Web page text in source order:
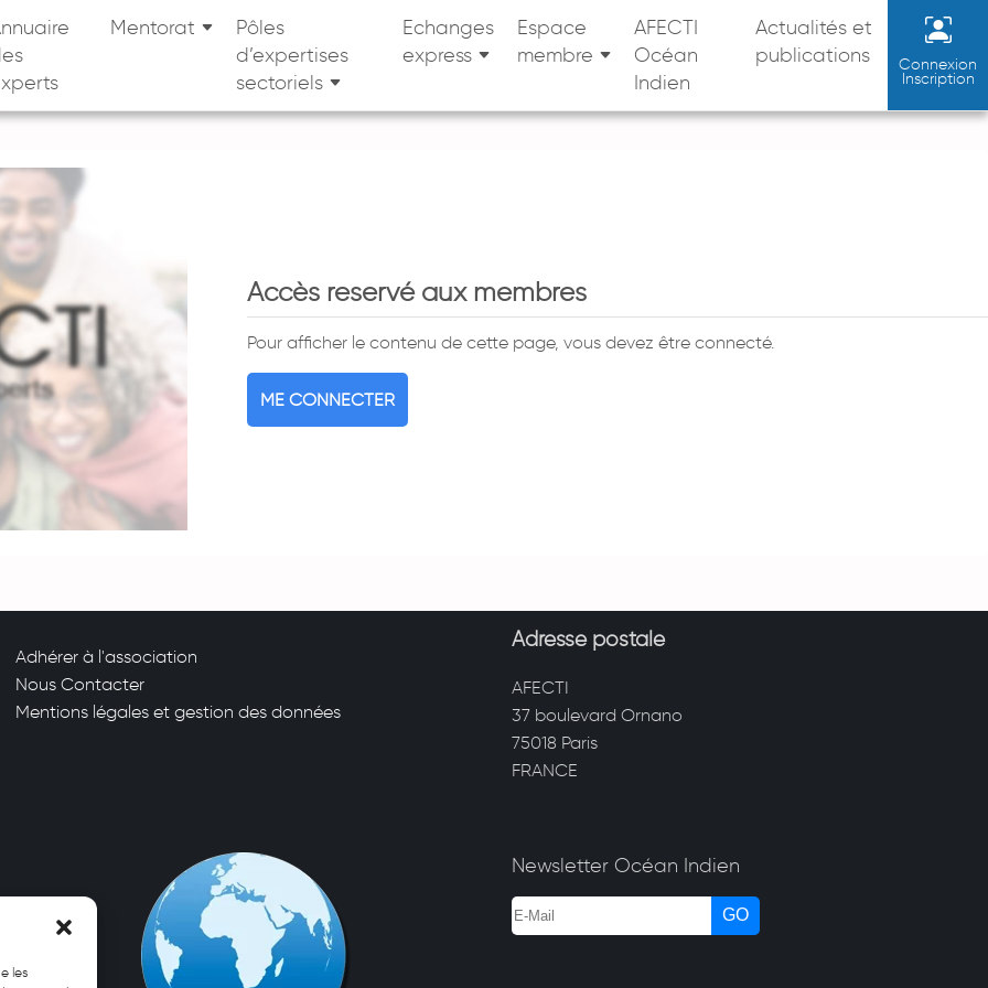
les
Mentorat
Pôles
d’expertises
sectoriels
Echanges
express
Espace
membre
AFECTI
Océan
Indien
Actualités et
publications
Connexion
Inscription
Accès reservé aux membres
Pour afficher le contenu de cette page, vous devez être connecté.
ME CONNECTER
Adhérer à l'association
Nous Contacter
Mentions légales et gestion des données
Adresse postale
AFECTI
37 boulevard Ornano
75018 Paris
FRANCE
Newsletter Océan Indien